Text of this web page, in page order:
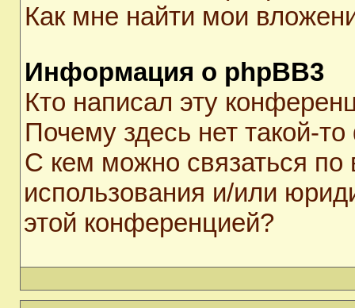
Как мне найти мои
Информация о phpBB3
Кто написал эту
Почему здесь нет такой-
С кем можно связаться по
использования и/или
этой конференцией?